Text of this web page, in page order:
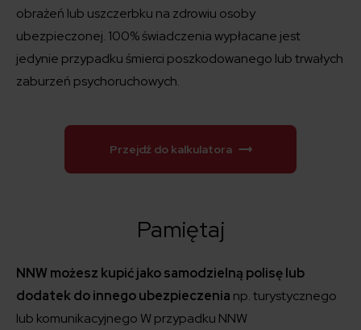
obrażeń lub uszczerbku na zdrowiu osoby
ubezpieczonej. 100% świadczenia wypłacane jest
jedynie przypadku śmierci poszkodowanego lub trwałych
zaburzeń psychoruchowych.
Przejdź do kalkulatora
Pamiętaj
NNW możesz kupić jako samodzielną polisę lub
dodatek do innego ubezpieczenia np. turystycznego
lub komunikacyjnego W przypadku NNW